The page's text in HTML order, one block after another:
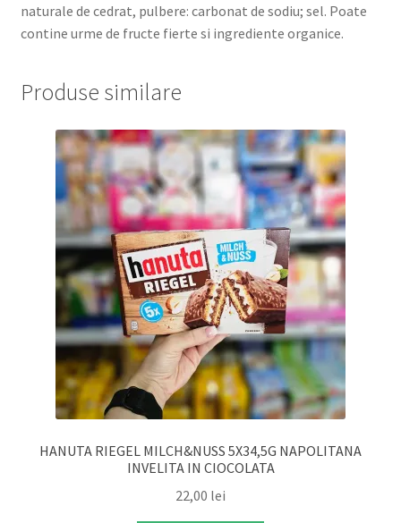
naturale de cedrat, pulbere: carbonat de sodiu; sel. Poate
contine urme de fructe fierte si ingrediente organice.
Produse similare
HANUTA RIEGEL MILCH&NUSS 5X34,5G NAPOLITANA
INVELITA IN CIOCOLATA
22,00 lei